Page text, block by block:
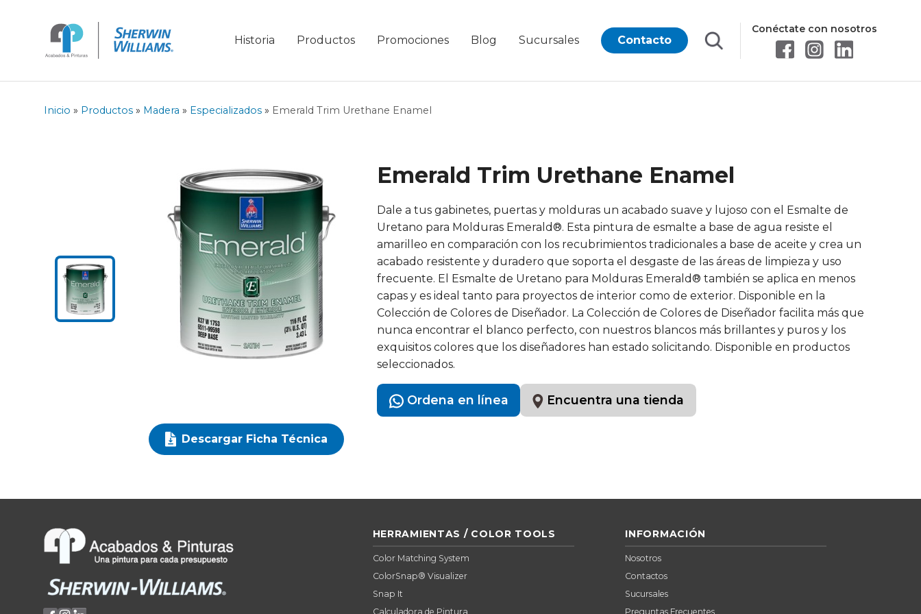
Historia Productos Promociones Blog Sucursales Contacto
Conéctate con nosotros
Inicio » Productos » Madera » Especializados » Emerald Trim Urethane Enamel
Descargar Ficha Técnica
Emerald Trim Urethane Enamel
Dale a tus gabinetes, puertas y molduras un acabado suave y lujoso con el Esmalte de
Uretano para Molduras Emerald®. Esta pintura de esmalte a base de agua resiste el
amarilleo en comparación con los recubrimientos tradicionales a base de aceite y crea un
acabado resistente y duradero que soporta el desgaste de las áreas de limpieza y uso
frecuente. El Esmalte de Uretano para Molduras Emerald® también se aplica en menos
capas y es ideal tanto para proyectos de interior como de exterior. Disponible en la
Colección de Colores de Diseñador. La Colección de Colores de Diseñador facilita más que
nunca encontrar el blanco perfecto, con nuestros blancos más brillantes y puros y los
exquisitos colores que los diseñadores han estado solicitando. Disponible en productos
seleccionados.
Ordena en línea Encuentra una tienda
HERRAMIENTAS / COLOR TOOLS
Color Matching System
ColorSnap® Visualizer
Snap It
Calculadora de Pintura
INFORMACIÓN
Nosotros
Contactos
Sucursales
Preguntas Frecuentes